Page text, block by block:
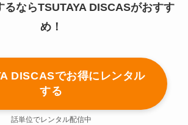
るならTSUTAYA DISCASがおすす
め！
DISCASでお得にレンタル
する
話単位でレンタル配信中